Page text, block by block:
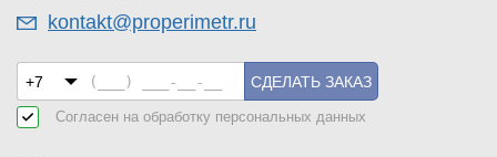
kontakt@properimetr.ru
СДЕЛАТЬ ЗАКАЗ
Согласен на обработку персональных данных